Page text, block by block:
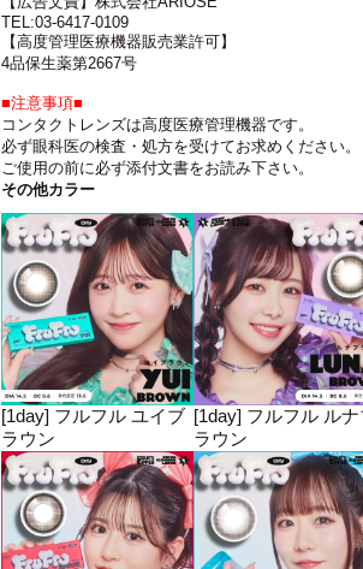
TEL:03-6417-0109
【高度管理医療機器販売業許可】
4品保生薬第2667号
■注意事項■
コンタクトレンズは高度医療管理機器です。
必ず眼科医の検査・処方を受けてお求めください。
ご使用の前に必ず添付文書をお読み下さい。
その他カラー
[1day] フルフル ユイブ
ラウン
[1day] フルフル ルナ
ラウン